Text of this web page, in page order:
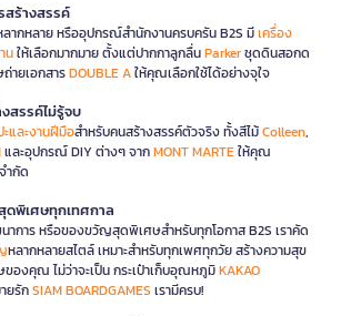
สร้างสรรค์
ากหลาย หรืออุปกรณ์สำนักงานครบครัน B2S มีเครื่อง
นให้เลือกมากมาย ตั้งแต่ปากกาลูกลื่นParkerชุดดินสอกด
ายเอกสารDOUBLE Aให้คุณเลือกใช้ได้อย่างจุใจ
สรรค์ไม่รู้จบ
และงานฝีมือสำหรับคนสร้างสรรค์ตัวจริง ทั้งสีไม้Colleen,
และอุปกรณ์ DIY ต่างๆ จากMONT MARTEให้คุณ
ำกัด
ดพิเศษทุกเทศกาล
การ หรือของขวัญสุดพิเศษสำหรับทุกโอกาส B2S เราคัด
หลากหลายสไตล์ เหมาะสำหรับทุกเพศทุกวัย สร้างความสุข
องคุณ ไม่ว่าจะเป็น กระเป๋าเก็บอุณหภูมิKAKAO
ยรักSIAM BOARDGAMES เรามีครบ!